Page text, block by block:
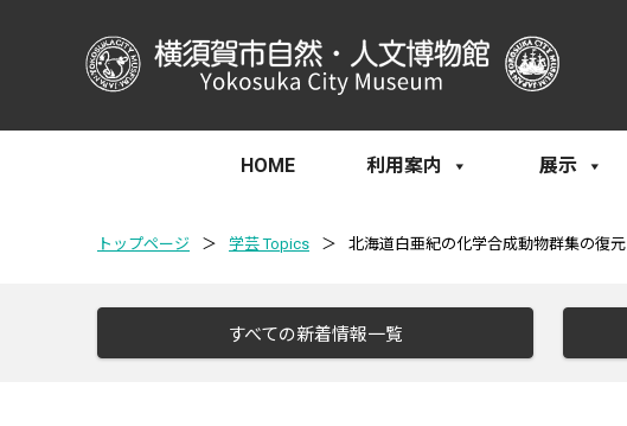
HOME 利用案内 展示
トップページ ＞ 学芸 Topics ＞ 北海道白亜紀の化学合成動物群集の復元
すべての新着情報一覧